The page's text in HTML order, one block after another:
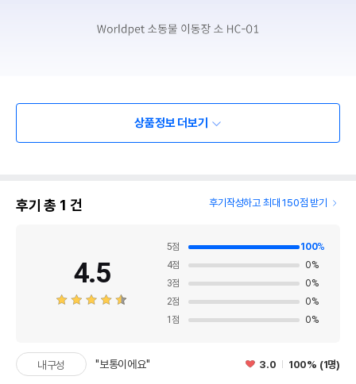
상품정보 더보기
후기 총 1 건 후기작성하고 최대 150점 받기
4.5
5점 100%
4점 0%
3점 0%
2점 0%
1 점 0%
내구성 "보통이에요" 3.0 100% (1명)